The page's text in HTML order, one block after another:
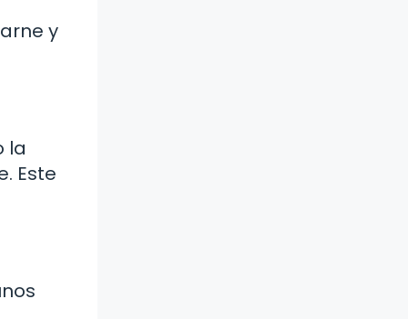
y
la
Este